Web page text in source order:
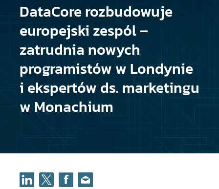
DataCore rozbudowuje
europejski zespól –
zatrudnia nowych
programistów w Londynie
i ekspertów ds. marketingu
w Monachium